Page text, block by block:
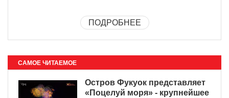
ПОДРОБНЕЕ
САМОЕ ЧИТАЕМОЕ
Остров Фукуок представляет
«Поцелуй моря» - крупнейшее